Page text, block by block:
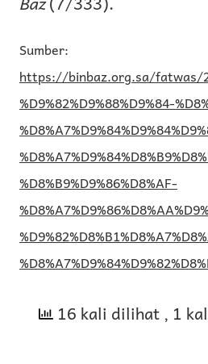
Sumber:
https://binbaz.org.sa/fatwas/
%D9%82%D9%88%D9%84-
%D8%B9%D9%86%D8%AF-
16 kali dilihat, 1